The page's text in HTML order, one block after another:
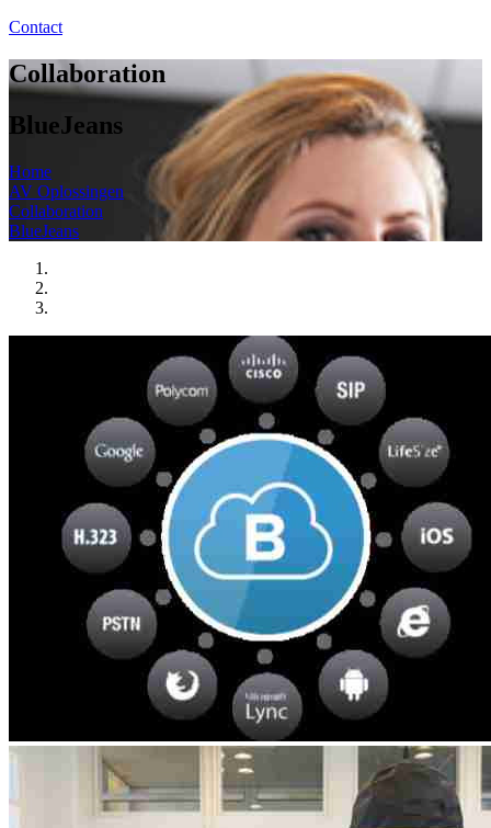
Contact
Collaboration
BlueJeans
Home
AV Oplossingen
Collaboration
BlueJeans